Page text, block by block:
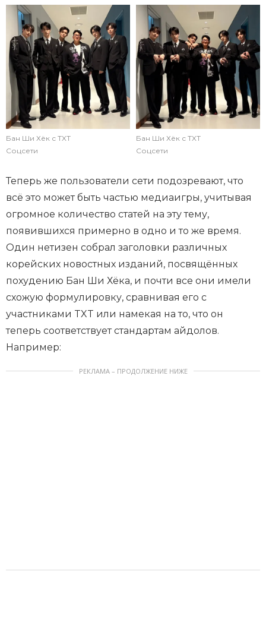
Бан Ши Хёк с TXT
Соцсети
Бан Ши Хёк с TXT
Соцсети
Теперь же пользователи сети подозревают, что
всё это может быть частью медиаигры, учитывая
огромное количество статей на эту тему,
появившихся примерно в одно и то же время.
Один нетизен собрал заголовки различных
корейских новостных изданий, посвящённых
похудению Бан Ши Хёка, и почти все они имели
схожую формулировку, сравнивая его с
участниками TXT или намекая на то, что он
теперь соответствует стандартам айдолов.
Например:
РЕКЛАМА – ПРОДОЛЖЕНИЕ НИЖЕ